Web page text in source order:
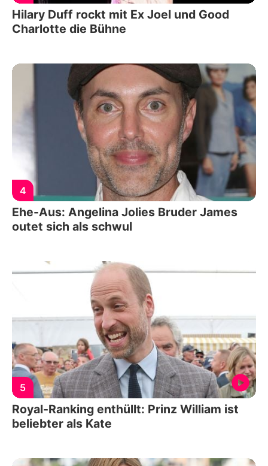
Hilary Duff rockt mit Ex Joel und Good
Charlotte die Bühne
4
Ehe-Aus: Angelina Jolies Bruder James
outet sich als schwul
5
Royal-Ranking enthüllt: Prinz William ist
beliebter als Kate